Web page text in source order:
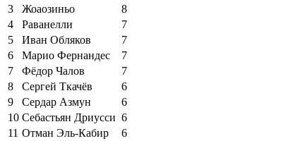
3
Жоаозиньо
8
4
Раванелли
7
5
Иван Обляков
7
6
Марио Фернандес
7
7
Фёдор Чалов
7
8
Сергей Ткачёв
6
9
Сердар Азмун
6
10 Себастьян Дриусси 6
11 Отман Эль-Кабир
6